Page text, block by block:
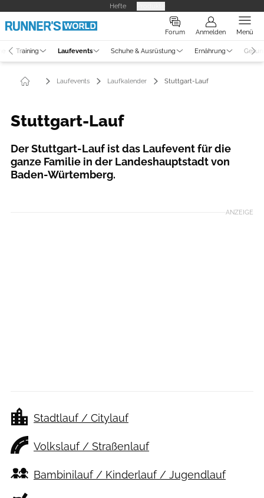
Hefte
Forum Anmelden Menü
Training Laufevents Schuhe & Ausrüstung Ernährung
Laufevents Laufkalender Stuttgart-Lauf
Stuttgart-Lauf
Der Stuttgart-Lauf ist das Laufevent für die
ganze Familie in der Landeshauptstadt von
Baden-Würtemberg.
ANZEIGE
Stadtlauf / Citylauf
Volkslauf / Straßenlauf
Bambinilauf / Kinderlauf / Jugendlauf